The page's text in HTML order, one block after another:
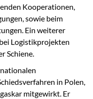
Kooperationen,
sowie beim
Ein weiterer
Logistikprojekten
Schiene.
in Polen,
mitgewirkt. Er